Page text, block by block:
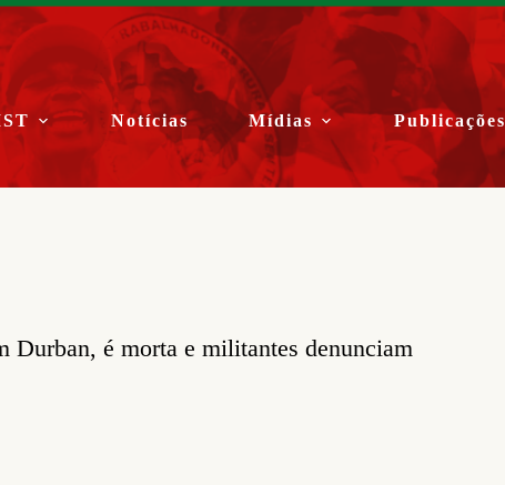
Notícias Mídias Publicações
Durban, é morta e militantes denunciam